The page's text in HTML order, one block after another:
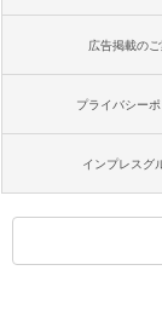
広告掲載の
プライバシー
インプレスグ